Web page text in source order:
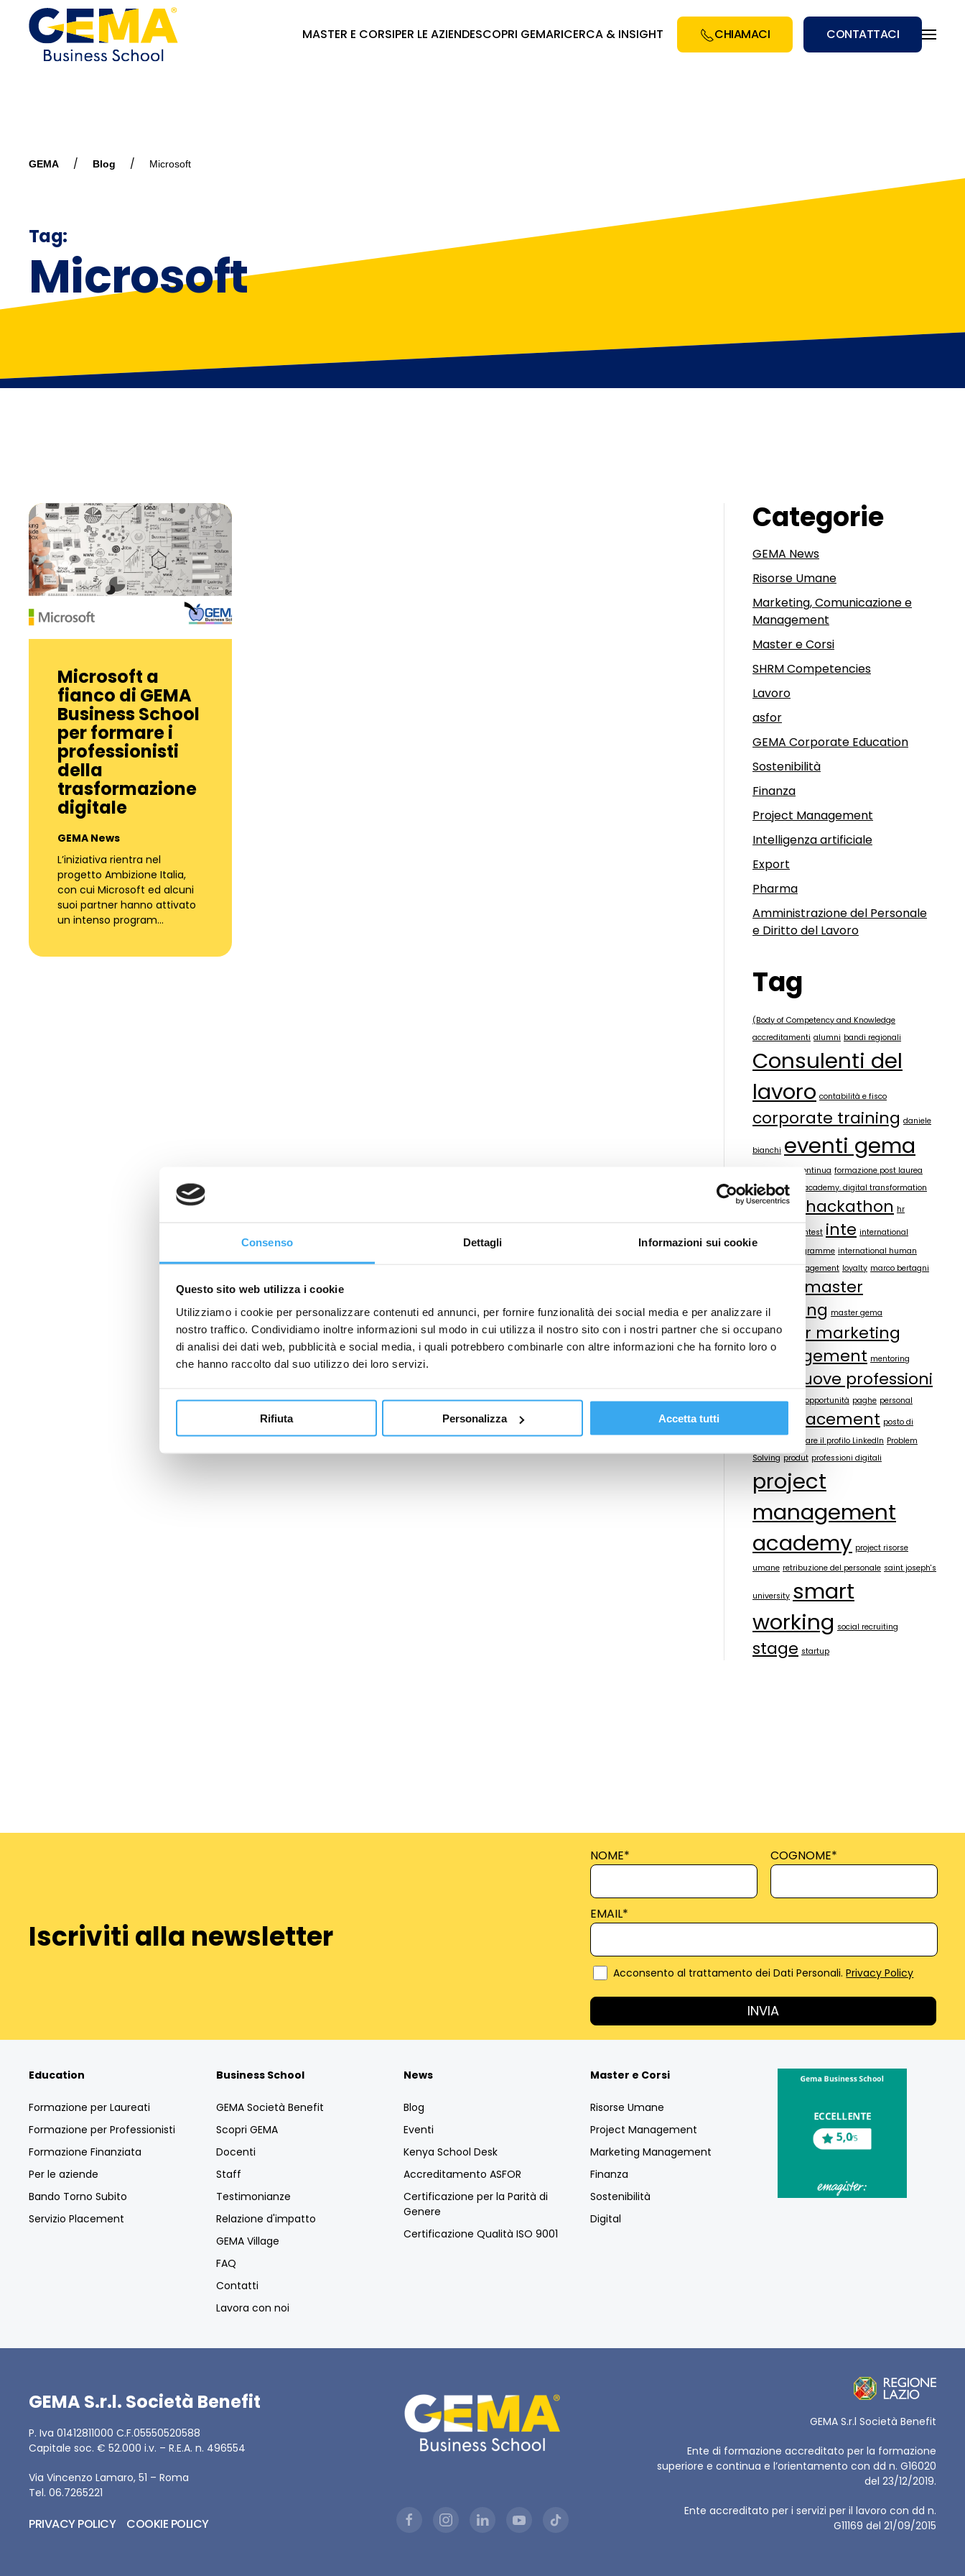
Consenso Dettagli Informazioni sui cookie
Questo sito web utilizza i cookie
Utilizziamo i cookie per personalizzare contenuti ed annunci, per fornire funzionalità dei social media e per analizzare il
nostro traffico. Condividiamo inoltre informazioni sul modo in cui utilizza il nostro sito con i nostri partner che si occupano
di analisi dei dati web, pubblicità e social media, i quali potrebbero combinarle con altre informazioni che ha fornito loro o
che hanno raccolto dal suo utilizzo dei loro servizi.
Rifiuta Personalizza Accetta tutti
MASTER E CORSIPER LE AZIENDESCOPRI GEMARICERCA & INSIGHT CHIAMACI CONTATTACI
GEMA Blog Microsoft
Tag:
Microsoft
Microsoft a
fianco di GEMA
Business School
per formare i
professionisti
della
trasformazione
digitale
GEMA News
L’iniziativa rientra nel
progetto Ambizione Italia,
con cui Microsoft ed alcuni
suoi partner hanno attivato
un intenso program…
Categorie
GEMA News
Risorse Umane
Marketing, Comunicazione e
Management
Master e Corsi
SHRM Competencies
Lavoro
asfor
GEMA Corporate Education
Sostenibilità
Finanza
Project Management
Intelligenza artificiale
Export
Pharma
Amministrazione del Personale
e Diritto del Lavoro
Tag
(Body of Competency and Knowledge
accreditamenti alumni bandi regionali
Consulenti del
lavoro contabilità e fisco
corporate training daniele
bianchi eventi gema
formazione continua formazione post laurea
gema digital academy. digital transformation
hackathon hr
innovation contest inte international
executive programme international human
resource management loyalty marco bertagni
master
coaching master gema
master marketing
management mentoring
nuove professioni
offerte lavoro opportunità paghe personal
placement posto di
Potenziare il profilo LinkedIn Problem
Solving produt professioni digitali
project
management
academy project risorse
umane retribuzione del personale saint joseph's
university smart
working social recruiting
stage startup
Iscriviti alla newsletter
NOME* COGNOME*
EMAIL*
Acconsento al trattamento dei Dati Personali.Privacy Policy
Education
Formazione per Laureati
Formazione per Professionisti
Formazione Finanziata
Per le aziende
Bando Torno Subito
Servizio Placement
Business School
GEMA Società Benefit
Scopri GEMA
Docenti
Staff
Testimonianze
Relazione d'impatto
GEMA Village
FAQ
Contatti
Lavora con noi
News
Blog
Eventi
Kenya School Desk
Accreditamento ASFOR
Certificazione per la Parità di
Genere
Certificazione Qualità ISO 9001
Master e Corsi
Risorse Umane
Project Management
Marketing Management
Finanza
Sostenibilità
Digital
GEMA S.r.l. Società Benefit
P. Iva 01412811000 C.F.05550520588
Capitale soc. € 52.000 i.v. – R.E.A. n. 496554
Via Vincenzo Lamaro, 51 – Roma
Tel. 06.7265221
PRIVACY POLICY COOKIE POLICY
GEMA S.r.l Società Benefit
Ente di formazione accreditato per la formazione
superiore e continua e l’orientamento con dd n. G16020
del 23/12/2019.
Ente accreditato per i servizi per il lavoro con dd n.
G11169 del 21/09/2015